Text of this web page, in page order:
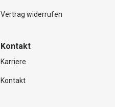
Vertrag widerrufen
Kontakt
Karriere
Kontakt